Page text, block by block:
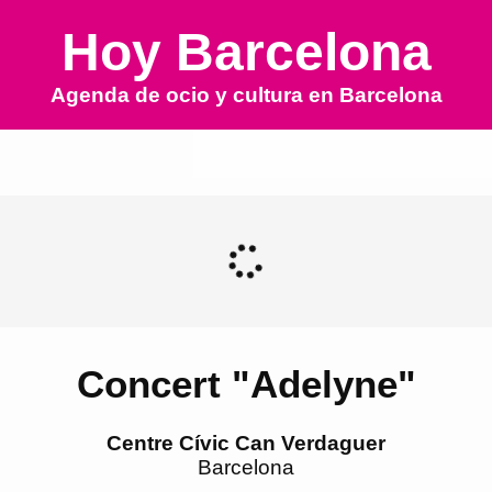
Hoy Barcelona
Agenda de ocio y cultura en Barcelona
Concert "Adelyne"
Centre Cívic Can Verdaguer
Barcelona